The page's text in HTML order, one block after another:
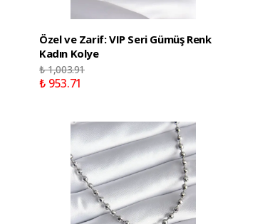
Özel ve Zarif: VIP Seri Gümüş Renk
Kadın Kolye
₺ 1,003.91
₺ 953.71